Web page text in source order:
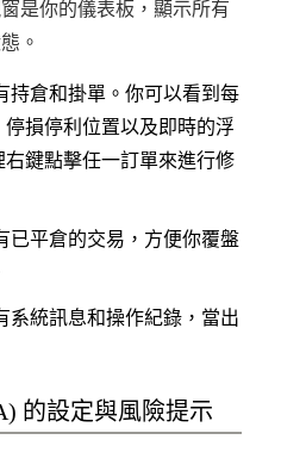
是你的儀表板，顯示所有
。
持倉和掛單。你可以看到每
損停利位置以及即時的浮
鍵點擊任一訂單來進行修
已平倉的交易，方便你覆盤
系統訊息和操作紀錄，當出
的設定與風險提示